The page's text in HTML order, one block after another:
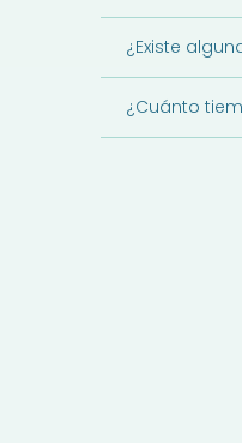
¿Existe
¿Cuánto